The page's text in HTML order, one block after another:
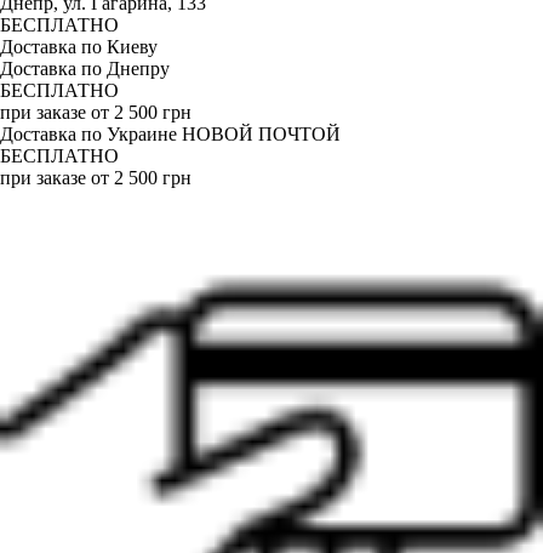
БЕСПЛАТНО
Доставка по Киеву
Доставка по Днепру
БЕСПЛАТНО
при заказе от 2 500 грн
Доставка по Украине НОВОЙ ПОЧТОЙ
БЕСПЛАТНО
при заказе от 2 500 грн